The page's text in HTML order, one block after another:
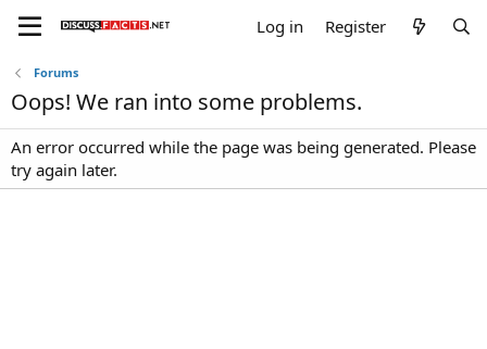
Log in Register
Forums
Oops! We ran into some problems.
An error occurred while the page was being generated. Please
try again later.